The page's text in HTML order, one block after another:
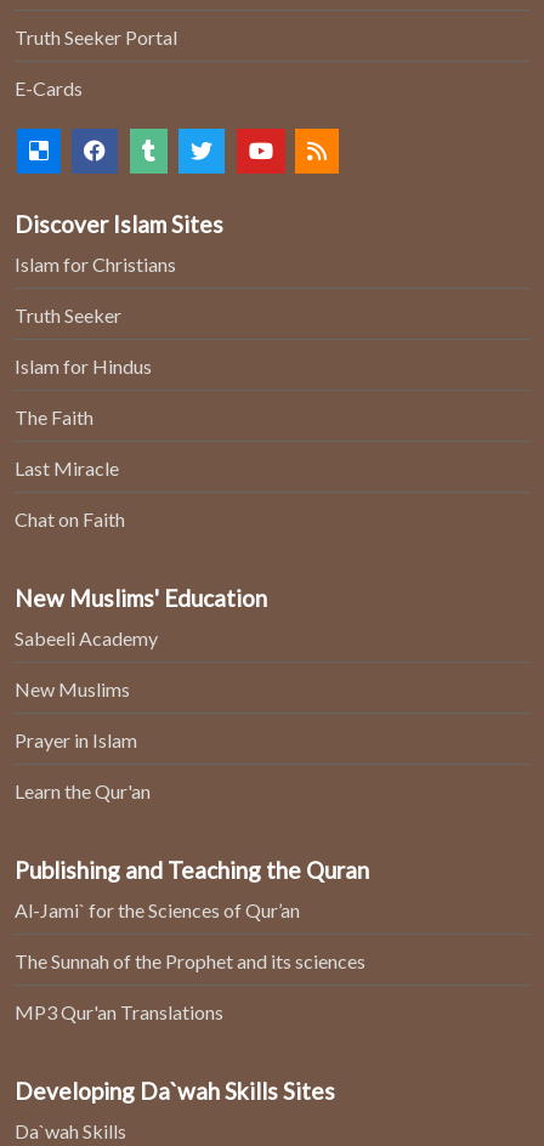
Truth Seeker Portal
E-Cards
Discover Islam Sites
Islam for Christians
Truth Seeker
Islam for Hindus
The Faith
Last Miracle
Chat on Faith
New Muslims' Education
Sabeeli Academy
New Muslims
Prayer in Islam
Learn the Qur'an
Publishing and Teaching the Quran
Al-Jami` for the Sciences of Qur’an
The Sunnah of the Prophet and its sciences
MP3 Qur'an Translations
Developing Da`wah Skills Sites
Da`wah Skills